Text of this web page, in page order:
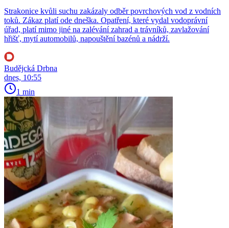
Strakonice kvůli suchu zakázaly odběr povrchových vod z vodních
toků. Zákaz platí ode dneška. Opatření, které vydal vodoprávní
úřad, platí mimo jiné na zalévání zahrad a trávníků, zavlažování
hřišť, mytí automobilů, napouštění bazénů a nádrží.
Budějcká Drbna
dnes, 10:55
1 min